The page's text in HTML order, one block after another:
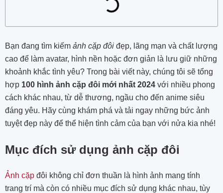
Bạn đang tìm kiếm ảnh cặp đôi đẹp, lãng mạn và chất lượng
cao để làm avatar, hình nền hoặc đơn giản là lưu giữ những
khoảnh khắc tình yêu? Trong bài viết này, chúng tôi sẽ tổng
hợp 100 hình ảnh cặp đôi mới nhất 2024 với nhiều phong
cách khác nhau, từ dễ thương, ngầu cho đến anime siêu
đáng yêu. Hãy cùng khám phá và tải ngay những bức ảnh
tuyệt đẹp này để thể hiện tình cảm của bạn với nửa kia nhé!
Mục đích sử dụng ảnh cặp đôi
Ảnh cặp đôi không chỉ đơn thuần là hình ảnh mang tính
trang trí mà còn có nhiều mục đích sử dụng khác nhau, tùy